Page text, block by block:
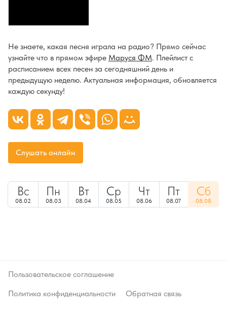
Не знаете, какая песня играла на радио? Прямо сейчас
узнайте что в прямом эфире Маруся ФМ. Плейлист с
расписанием всех песен за сегодняшний день и
предыдущую неделю. Актуальная информация, обновляется
каждую секунду!
Слушать онлайн
Вс
08.02
Пн
08.03
Вт
08.04
Ср
08.05
Чт
08.06
Пт
08.07
Сб
08.08
Пользовательское соглашение
Политика конфиденциальности
Обратная связь